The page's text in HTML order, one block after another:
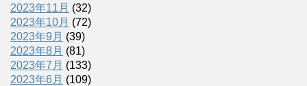
2023年11月 (32)
2023年10月 (72)
2023年9月 (39)
2023年8月 (81)
2023年7月 (133)
2023年6月 (109)